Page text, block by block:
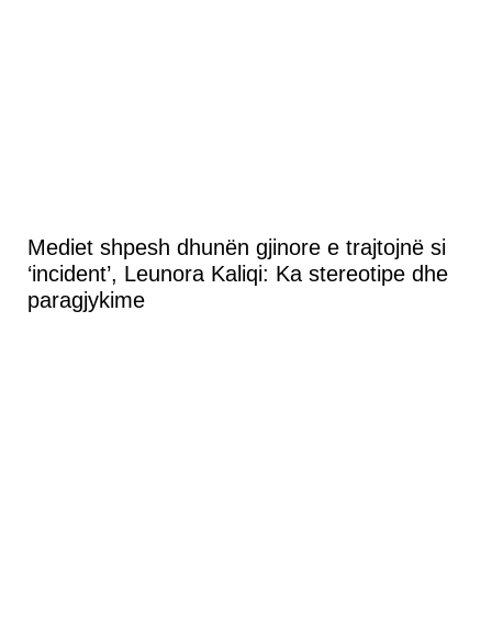
Mediet shpesh dhunën gjinore e trajtojnë si
‘incident’, Leunora Kaliqi: Ka stereotipe dhe
paragjykime